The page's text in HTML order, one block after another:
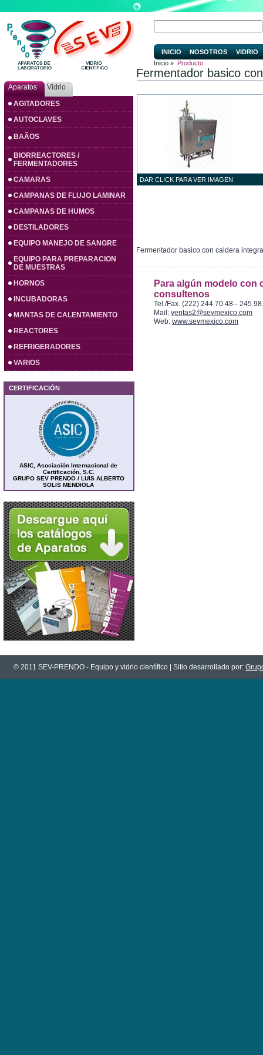
Aparatos
Vidrio
AGITADORES
AUTOCLAVES
BAÃOS
BIORREACTORES /
FERMENTADORES
CAMARAS
CAMPANAS DE FLUJO LAMINAR
CAMPANAS DE HUMOS
DESTILADORES
EQUIPO MANEJO DE SANGRE
EQUIPO PARA PREPARACION
DE MUESTRAS
HORNOS
INCUBADORAS
MANTAS DE CALENTAMIENTO
REACTORES
REFRIGERADORES
VARIOS
CERTIFICACIÓN
ASIC, Asociación Internacional de
Certificación, S.C.
GRUPO SEV PRENDO / LUIS ALBERTO
SOLIS MENDIOLA
INICIO NOSOTROS
VIDRIO
Inicio » Producto
Fermentador basico
DAR CLICK PARA VER IMAGEN
Fermentador basico con caldera
Para algún modelo con
consultenos
Tel./Fax. (222) 244.70.48--
Mail: ventas2@sevmexico.com
Web: www.sevmexico.com
© 2011 SEV-PRENDO - Equipo y vidrio científico | Sitio desarrollado por: